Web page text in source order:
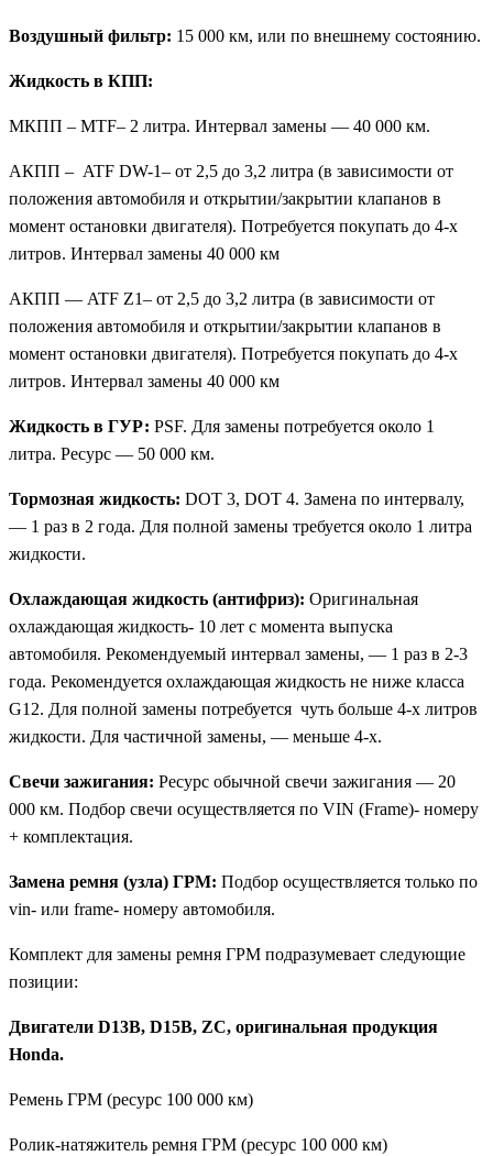
Воздушный фильтр: 15 000 км, или по внешнему состоянию.
Жидкость в КПП:
МКПП – MTF– 2 литра. Интервал замены — 40 000 км.
АКПП – ATF DW-1– от 2,5 до 3,2 литра (в зависимости от
положения автомобиля и открытии/закрытии клапанов в
момент остановки двигателя). Потребуется покупать до 4-х
литров. Интервал замены 40 000 км
АКПП — ATF Z1– от 2,5 до 3,2 литра (в зависимости от
положения автомобиля и открытии/закрытии клапанов в
момент остановки двигателя). Потребуется покупать до 4-х
литров. Интервал замены 40 000 км
Жидкость в ГУР: PSF. Для замены потребуется около 1
литра. Ресурс — 50 000 км.
Тормозная жидкость: DOT 3, DOT 4. Замена по интервалу,
— 1 раз в 2 года. Для полной замены требуется около 1 литра
жидкости.
Охлаждающая жидкость (антифриз): Оригинальная
охлаждающая жидкость- 10 лет с момента выпуска
автомобиля. Рекомендуемый интервал замены, — 1 раз в 2-3
года. Рекомендуется охлаждающая жидкость не ниже класса
G12. Для полной замены потребуется чуть больше 4-х литров
жидкости. Для частичной замены, — меньше 4-х.
Свечи зажигания: Ресурс обычной свечи зажигания — 20
000 км. Подбор свечи осуществляется по VIN (Frame)- номеру
+ комплектация.
Замена ремня (узла) ГРМ: Подбор осуществляется только по
vin- или frame- номеру автомобиля.
Комплект для замены ремня ГРМ подразумевает следующие
позиции:
Двигатели D13B, D15B, ZC, оригинальная продукция
Honda.
Ремень ГРМ (ресурс 100 000 км)
Ролик-натяжитель ремня ГРМ (ресурс 100 000 км)